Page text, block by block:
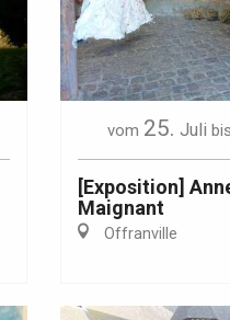
vom 25. Juli
[Exposition]
Maignant
Offranville